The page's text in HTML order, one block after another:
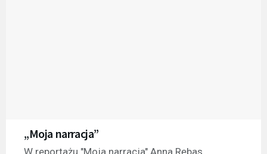
„Moja narracja”